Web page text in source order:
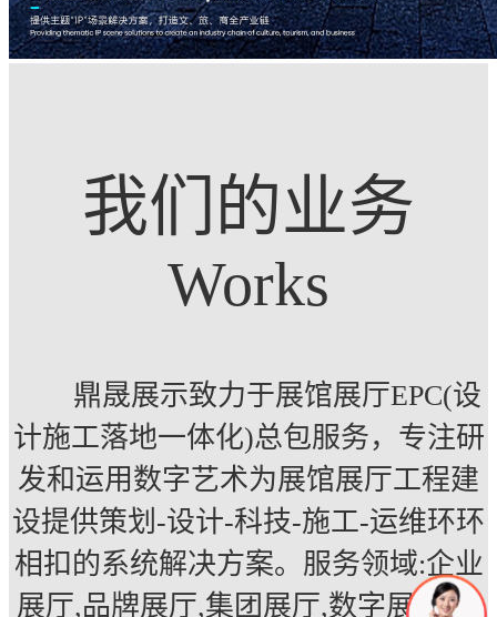
我们的业务
Works
鼎晟展示致力于展馆展厅EPC(设
计施工落地一体化)总包服务，专注研
发和运用数字艺术为展馆展厅工程建
设提供策划-设计-科技-施工-运维环环
相扣的系统解决方案。服务领域:企业
展厅,品牌展厅,集团展厅,数字展厅,多